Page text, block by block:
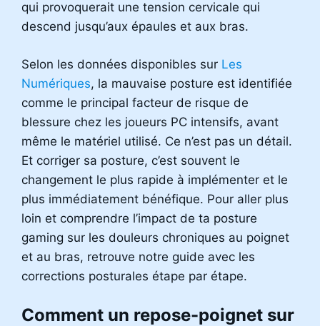
qui provoquerait une tension cervicale qui
descend jusqu’aux épaules et aux bras.
Selon les données disponibles sur Les
Numériques, la mauvaise posture est identifiée
comme le principal facteur de risque de
blessure chez les joueurs PC intensifs, avant
même le matériel utilisé. Ce n’est pas un détail.
Et corriger sa posture, c’est souvent le
changement le plus rapide à implémenter et le
plus immédiatement bénéfique. Pour aller plus
loin et comprendre l’impact de ta posture
gaming sur les douleurs chroniques au poignet
et au bras, retrouve notre guide avec les
corrections posturales étape par étape.
Comment un repose-poignet sur